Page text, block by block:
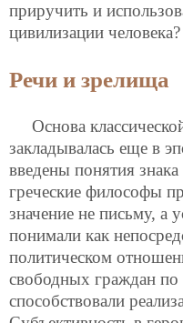
приручить и
цивилизации человека?
Речи и зрелища
Основа
закладывалась еще в
введены понятия
греческие философы
значение не письму, а
понимали как
политическом
свободных граждан
способствовали